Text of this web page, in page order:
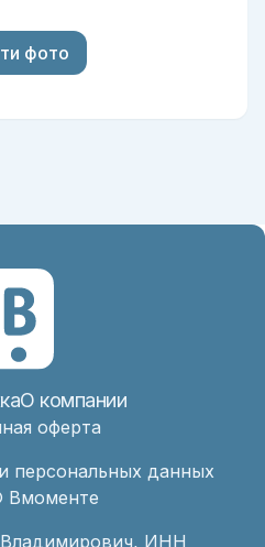
фото
оферта
О компании
персональных данных
Вмоменте
ИНН